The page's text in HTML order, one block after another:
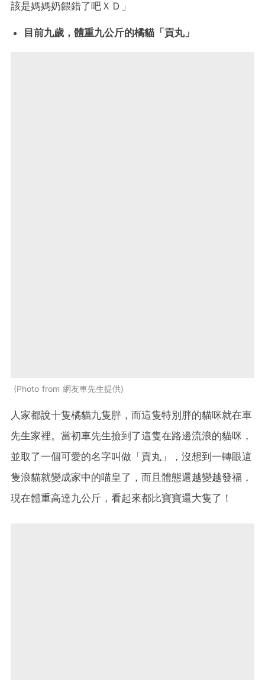
該是媽媽奶餵錯了吧ＸＤ」
目前九歲，體重九公斤的橘貓「貢丸」
Photo from 網友車先生提供
人家都說十隻橘貓九隻胖，而這隻特別胖的貓咪就在車
先生家裡。當初車先生撿到了這隻在路邊流浪的貓咪，
並取了一個可愛的名字叫做「貢丸」，沒想到一轉眼這
隻浪貓就變成家中的喵皇了，而且體態還越變越發福，
現在體重高達九公斤，看起來都比寶寶還大隻了！